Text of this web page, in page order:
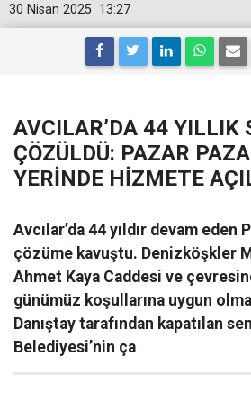
13:27
30 Nisan 2025
AVCILAR’DA 44 YILLIK
ÇÖZÜLDÜ: PAZAR
YERİNDE HİZMETE
Avcılar’da 44 yıldır devam eden
çözüme kavuştu. Denizköşkler
Ahmet Kaya Caddesi ve
günümüz koşullarına uygun
Danıştay tarafından kapatılan
Belediyesi’nin ça